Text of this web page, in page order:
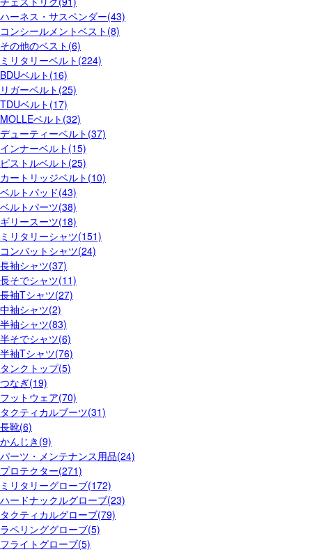
ハーネス・サスペンダー(43)
コンシールメントベスト(8)
その他のベスト(6)
ミリタリーベルト(224)
BDUベルト(16)
リガーベルト(25)
TDUベルト(17)
MOLLEベルト(32)
デューティーベルト(37)
インナーベルト(15)
ピストルベルト(25)
カートリッジベルト(10)
ベルトパッド(43)
ベルトパーツ(38)
ギリースーツ(18)
ミリタリーシャツ(151)
コンバットシャツ(24)
長袖シャツ(37)
長そでシャツ(11)
長袖Tシャツ(27)
中袖シャツ(2)
半袖シャツ(83)
半そでシャツ(6)
半袖Tシャツ(76)
タンクトップ(5)
つなぎ(19)
フットウェア(70)
タクティカルブーツ(31)
長靴(6)
かんじき(9)
パーツ・メンテナンス用品(24)
プロテクター(271)
ミリタリーグローブ(172)
ハードナックルグローブ(23)
タクティカルグローブ(79)
ラペリンググローブ(5)
フライトグローブ(5)